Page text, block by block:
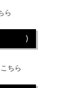
ら
ちら